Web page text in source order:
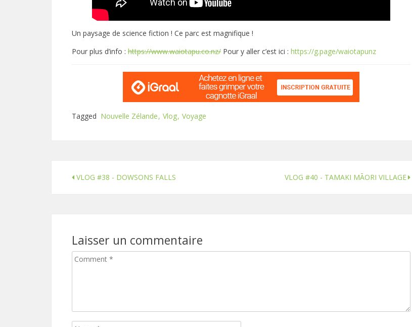
Un paysage de science fiction ! Ce parc est magnifique !
Pour plus d’info : https://www.waiotapu.co.nz/ Pour y aller c’est ici : https://g.page/waiotapunz
Tagged Nouvelle Zélande Vlog Voyage
VLOG #38 - DOWSONS FALLS VLOG #40 - TAMAKI MĀORI VILLAGE
Laisser un commentaire